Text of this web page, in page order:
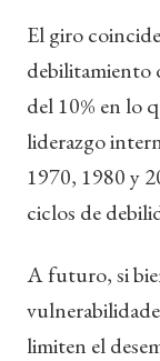
El giro
debilitamiento
del 10% en lo
liderazgo
1970, 1980 y
ciclos de
A futuro, si
limiten el